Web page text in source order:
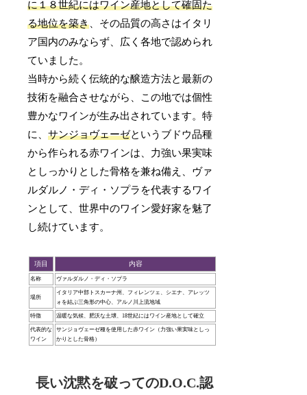
に１８世紀にはワイン産地として確固た
る地位を築き、その品質の高さはイタリ
ア国内のみならず、広く各地で認められ
ていました。
当時から続く伝統的な醸造方法と最新の
技術を融合させながら、この地では個性
豊かなワインが生み出されています。特
に、サンジョヴェーゼというブドウ品種
から作られる赤ワインは、力強い果実味
としっかりとした骨格を兼ね備え、ヴァ
ルダルノ・ディ・ソプラを代表するワイ
ンとして、世界中のワイン愛好家を魅了
し続けています。
項目 内容
名称 ヴァルダルノ・ディ・ソプラ
場所
イタリア中部トスカーナ州、フィレンツェ、シエナ、アレッツ
ォを結ぶ三角形の中心、アルノ川上流地域
特徴 温暖な気候、肥沃な土壌、18世紀にはワイン産地として確立
代表的な
ワイン
サンジョヴェーゼ種を使用した赤ワイン（力強い果実味としっ
かりとした骨格）
長い沈黙を破ってのD.O.C.認